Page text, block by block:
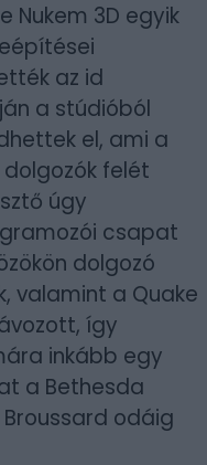
Nukem 3D egyik
az id
a stúdióból
el, ami a
felét
úgy
csapat
dolgozó
valamint a Quake
így
inkább egy
a Bethesda
odáig